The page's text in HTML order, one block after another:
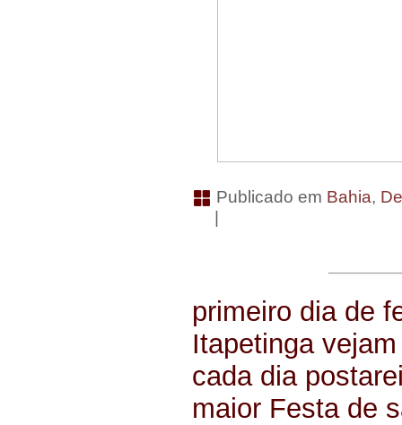
Publicado em Bahia,
primeiro dia de
Itapetinga
cada dia
maior Festa de